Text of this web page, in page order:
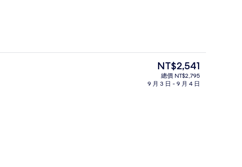
尊榮雙床房 | 高級寢具、舒適加層、
目
前
的
NT$2,541
總價 NT$2,795
9 月 3 日 - 9 月 4 日